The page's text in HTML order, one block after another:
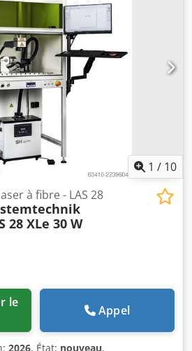
1 / 10
à fibre - LAS 28
28 XLe 30 W
Appel
2026, État: nouveau,